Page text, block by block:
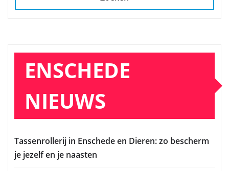
ENSCHEDE
NIEUWS
Tassenrollerij in Enschede en Dieren: zo bescherm
je jezelf en je naasten